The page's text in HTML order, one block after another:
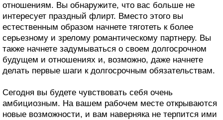
отношениям. Вы обнаружите, что вас больше не
интересует праздный флирт. Вместо этого вы
естественным образом начнете тяготеть к более
серьезному и зрелому романтическому партнеру. Вы
также начнете задумываться о своем долгосрочном
будущем и отношениях и, возможно, даже начнете
делать первые шаги к долгосрочным обязательствам.
Сегодня вы будете чувствовать себя очень
амбициозным. На вашем рабочем месте открываются
новые возможности, и вам наверняка не терпится ими